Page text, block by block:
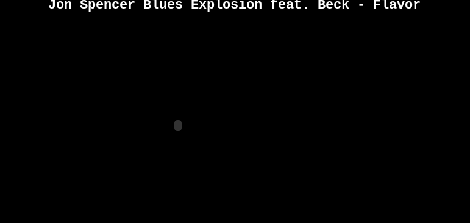
Jon Spencer Blues Explosion feat. Beck - Flavor